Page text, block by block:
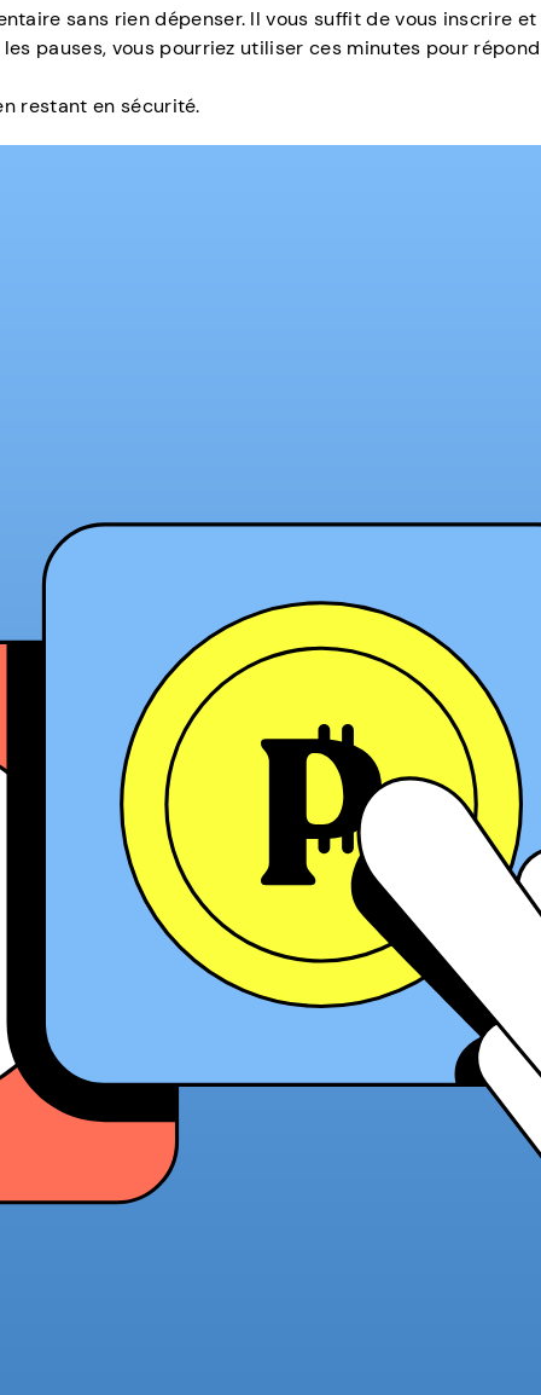
sans rien dépenser. Il vous suffit de vous inscrire
pauses, vous pourriez utiliser ces minutes pour
restant en sécurité.